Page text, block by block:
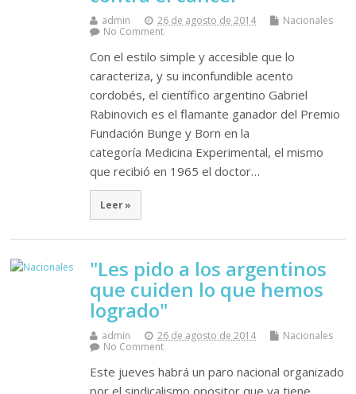
admin 26 de agosto de 2014
Nacionales
No Comment
Con el estilo simple y accesible que lo
caracteriza, y su inconfundible acento
cordobés, el científico argentino Gabriel
Rabinovich es el flamante ganador del Premio
Fundación Bunge y Born en la
categoría Medicina Experimental, el mismo
que recibió en 1965 el doctor…
Leer »
"Les pido a los argentinos
que cuiden lo que hemos
logrado"
admin 26 de agosto de 2014
Nacionales
No Comment
Este jueves habrá un paro nacional organizado